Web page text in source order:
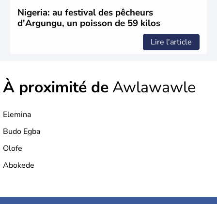
Nigeria: au festival des pêcheurs
d'Argungu, un poisson de 59 kilos
Lire l'article
À proximité deAwlawawle
Elemina
Budo Egba
Olofe
Abokede